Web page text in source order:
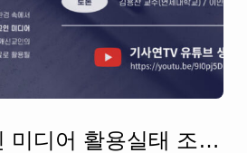
2020 개신교인 미디어 활용실태 조사 결과